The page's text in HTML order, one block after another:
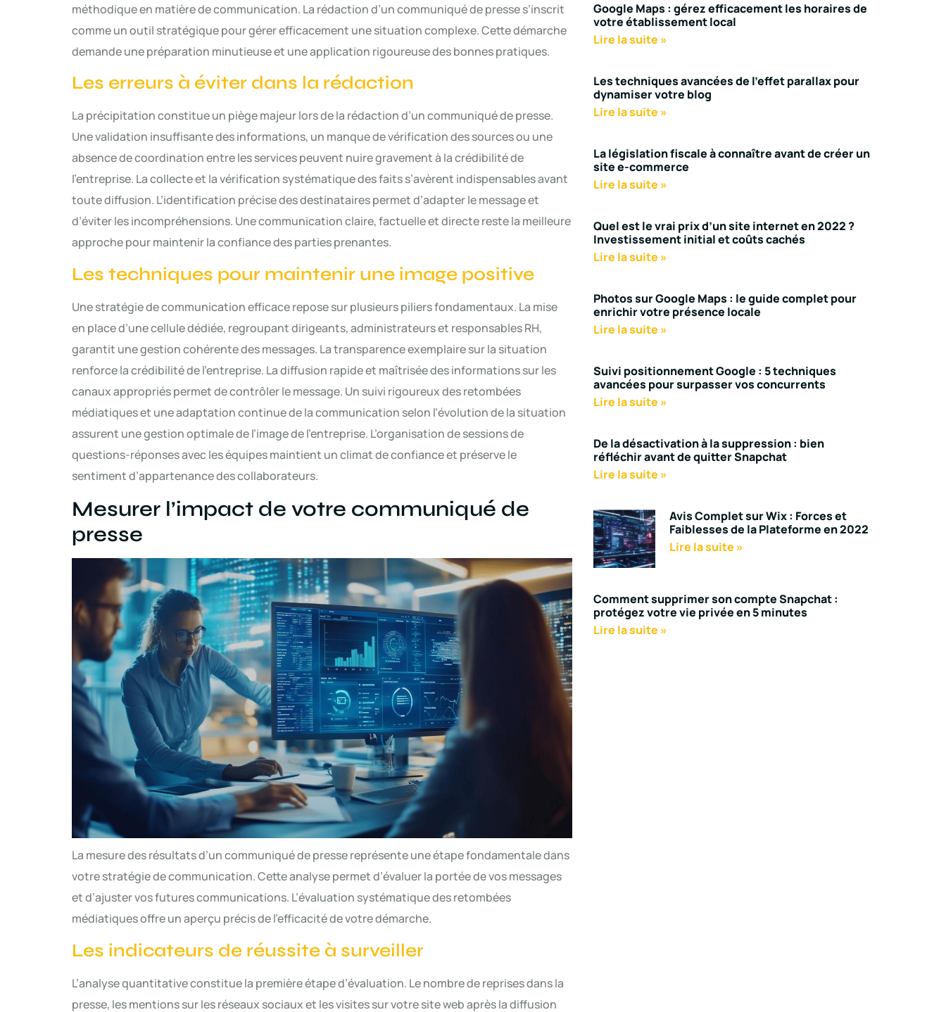
méthodique en matière de communication. La rédaction d’un communiqué de presse s’inscrit
comme un outil stratégique pour gérer efficacement une situation complexe. Cette démarche
demande une préparation minutieuse et une application rigoureuse des bonnes pratiques.
Les erreurs à éviter dans la rédaction
La précipitation constitue un piège majeur lors de la rédaction d’un communiqué de presse.
Une validation insuffisante des informations, un manque de vérification des sources ou une
absence de coordination entre les services peuvent nuire gravement à la crédibilité de
l’entreprise. La collecte et la vérification systématique des faits s’avèrent indispensables avant
toute diffusion. L’identification précise des destinataires permet d’adapter le message et
d’éviter les incompréhensions. Une communication claire, factuelle et directe reste la meilleure
approche pour maintenir la confiance des parties prenantes.
Les techniques pour maintenir une image positive
Une stratégie de communication efficace repose sur plusieurs piliers fondamentaux. La mise
en place d’une cellule dédiée, regroupant dirigeants, administrateurs et responsables RH,
garantit une gestion cohérente des messages. La transparence exemplaire sur la situation
renforce la crédibilité de l’entreprise. La diffusion rapide et maîtrisée des informations sur les
canaux appropriés permet de contrôler le message. Un suivi rigoureux des retombées
médiatiques et une adaptation continue de la communication selon l’évolution de la situation
assurent une gestion optimale de l’image de l’entreprise. L’organisation de sessions de
questions-réponses avec les équipes maintient un climat de confiance et préserve le
sentiment d’appartenance des collaborateurs.
Mesurer l’impact de votre communiqué de
presse
La mesure des résultats d’un communiqué de presse représente une étape fondamentale dans
votre stratégie de communication. Cette analyse permet d’évaluer la portée de vos messages
et d’ajuster vos futures communications. L’évaluation systématique des retombées
médiatiques offre un aperçu précis de l’efficacité de votre démarche.
Les indicateurs de réussite à surveiller
L’analyse quantitative constitue la première étape d’évaluation. Le nombre de reprises dans la
presse, les mentions sur les réseaux sociaux et les visites sur votre site web après la diffusion
Google Maps : gérez efficacement les horaires de
votre établissement local
Lire la suite »
Les techniques avancées de l’effet parallax pour
dynamiser votre blog
Lire la suite »
La législation fiscale à connaître avant de créer un
site e-commerce
Lire la suite »
Quel est le vrai prix d’un site internet en 2022 ?
Investissement initial et coûts cachés
Lire la suite »
Photos sur Google Maps : le guide complet pour
enrichir votre présence locale
Lire la suite »
Suivi positionnement Google : 5 techniques
avancées pour surpasser vos concurrents
Lire la suite »
De la désactivation à la suppression : bien
réfléchir avant de quitter Snapchat
Lire la suite »
Avis Complet sur Wix : Forces et
Faiblesses de la Plateforme en 2022
Lire la suite »
Comment supprimer son compte Snapchat :
protégez votre vie privée en 5 minutes
Lire la suite »